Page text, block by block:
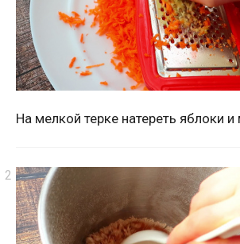
На мелкой терке натереть яблоки и